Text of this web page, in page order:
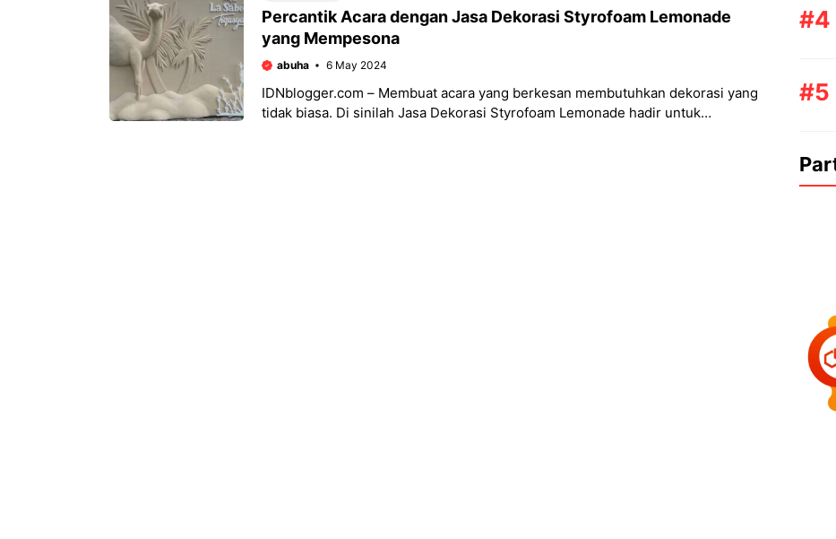
Percantik Acara dengan Jasa Dekorasi Styrofoam Lemonade
yang Mempesona
abuha 6 May 2024
IDNblogger.com – Membuat acara yang berkesan membutuhkan dekorasi yang
tidak biasa. Di sinilah Jasa Dekorasi Styrofoam Lemonade hadir untuk